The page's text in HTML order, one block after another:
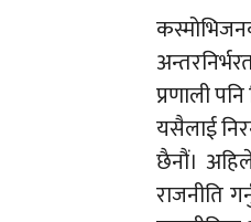
प्रणाली
यसैलाई
छैनौं।
राजनीति